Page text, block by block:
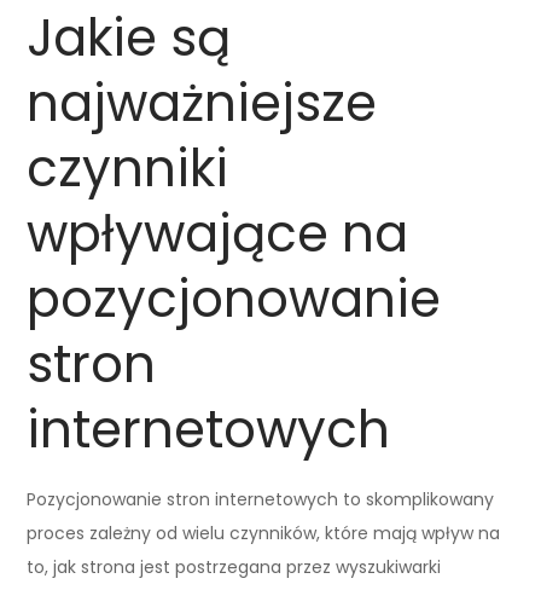
Jakie są
najważniejsze
czynniki
wpływające na
pozycjonowanie
stron
internetowych
Pozycjonowanie stron internetowych to skomplikowany
proces zależny od wielu czynników, które mają wpływ na
to, jak strona jest postrzegana przez wyszukiwarki